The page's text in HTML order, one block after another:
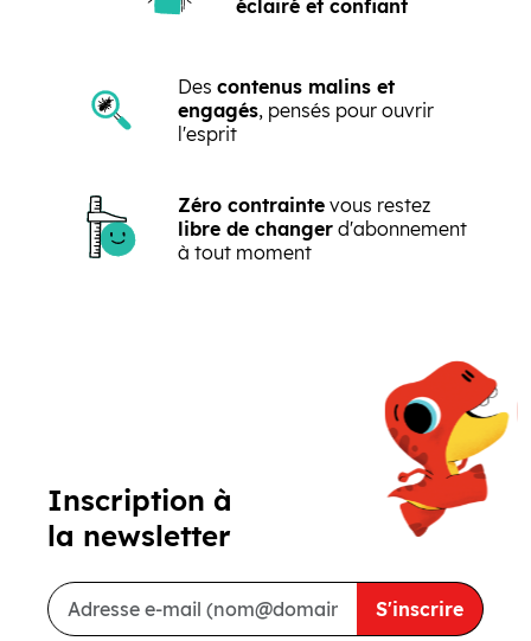
éclairé et confiant
Des contenus malins et
engagés, pensés pour ouvrir
l'esprit
Zéro contrainte vous restez
libre de changer d'abonnement
à tout moment
Inscription à
la newsletter
S'inscrire